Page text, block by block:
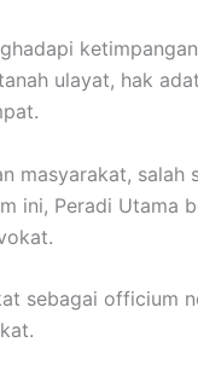
ulayat, hak
masyarakat, salah
ini, Peradi Utama
sebagai officium